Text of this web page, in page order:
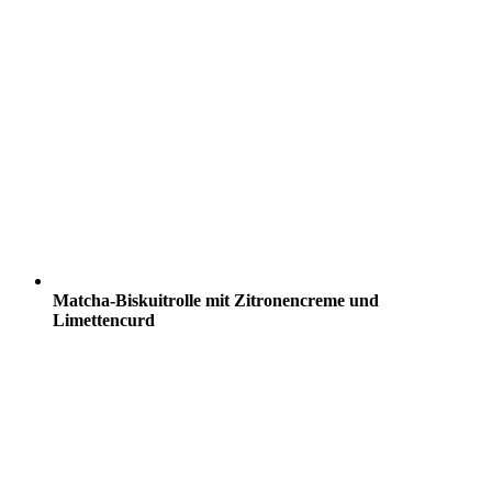
Matcha-Biskuitrolle mit Zitronencreme und
Limettencurd